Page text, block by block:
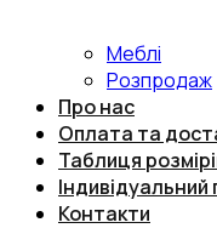
Меблі
Розпродаж
Про нас
Оплата та
Таблиця
Індивідуальний
Контакти